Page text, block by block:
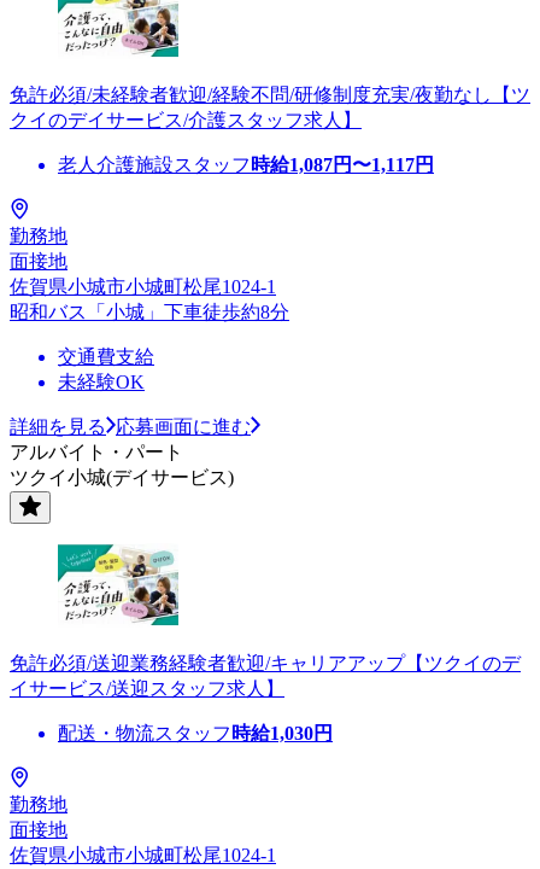
免許必須/未経験者歓迎/経験不問/研修制度充実/夜勤なし【ツ
クイのデイサービス/介護スタッフ求人】
老人介護施設スタッフ 時給1,087円〜1,117円
勤務地
面接地
佐賀県小城市小城町松尾1024-1
昭和バス「小城」下車徒歩約8分
交通費支給
未経験OK
詳細を見る
応募画面に進む
アルバイト・パート
ツクイ小城(デイサービス)
免許必須/送迎業務経験者歓迎/キャリアアップ【ツクイのデ
イサービス/送迎スタッフ求人】
配送・物流スタッフ 時給1,030円
勤務地
面接地
佐賀県小城市小城町松尾1024-1